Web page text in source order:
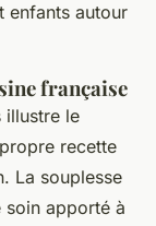
enfants autour
française
illustre le
recette
La souplesse
soin apporté à